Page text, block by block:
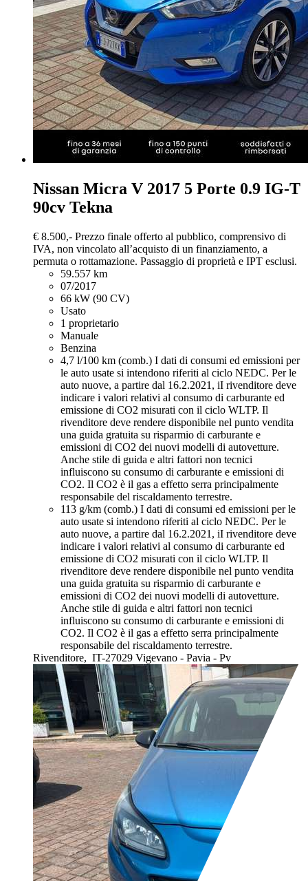
Nissan Micra V 2017 5 Porte 0.9 IG-T
90cv Tekna
€ 8.500,- Prezzo finale offerto al pubblico, comprensivo di
IVA, non vincolato all’acquisto di un finanziamento, a
permuta o rottamazione. Passaggio di proprietà e IPT esclusi.
59.557 km
07/2017
66 kW (90 CV)
Usato
1 proprietario
Manuale
Benzina
4,7 l/100 km (comb.) I dati di consumi ed emissioni per
le auto usate si intendono riferiti al ciclo NEDC. Per le
auto nuove, a partire dal 16.2.2021, iI rivenditore deve
indicare i valori relativi al consumo di carburante ed
emissione di CO2 misurati con il ciclo WLTP. Il
rivenditore deve rendere disponibile nel punto vendita
una guida gratuita su risparmio di carburante e
emissioni di CO2 dei nuovi modelli di autovetture.
Anche stile di guida e altri fattori non tecnici
influiscono su consumo di carburante e emissioni di
CO2. Il CO2 è il gas a effetto serra principalmente
responsabile del riscaldamento terrestre.
113 g/km (comb.) I dati di consumi ed emissioni per le
auto usate si intendono riferiti al ciclo NEDC. Per le
auto nuove, a partire dal 16.2.2021, iI rivenditore deve
indicare i valori relativi al consumo di carburante ed
emissione di CO2 misurati con il ciclo WLTP. Il
rivenditore deve rendere disponibile nel punto vendita
una guida gratuita su risparmio di carburante e
emissioni di CO2 dei nuovi modelli di autovetture.
Anche stile di guida e altri fattori non tecnici
influiscono su consumo di carburante e emissioni di
CO2. Il CO2 è il gas a effetto serra principalmente
responsabile del riscaldamento terrestre.
Rivenditore, IT-27029 Vigevano - Pavia - Pv